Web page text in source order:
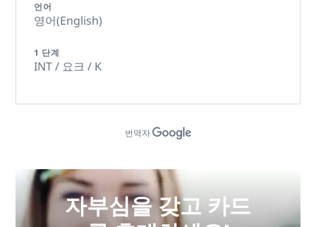
언어
영어(English)
1 단계
INT / 요크 / K
번역자
자부심을 갖고 카드